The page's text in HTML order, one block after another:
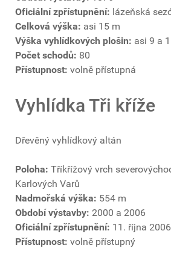
Oficiální zpřístupnění: lázeňská
Celková výška: asi 15 m
Výška vyhlídkových plošin: asi 9 a
Počet schodů: 80
Přístupnost: volně přístupná
Vyhlídka Tři kříže
Dřevěný vyhlídkový altán
Poloha: Tříkřížový vrch
Karlových Varů
Nadmořská výška: 554 m
Období výstavby: 2000 a 2006
Oficiální zpřístupnění: 11. října 2006
Přístupnost: volně přístupný